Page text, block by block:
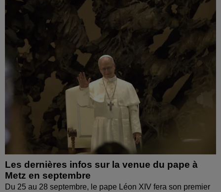
Les dernières infos sur la venue du pape à
Metz en septembre
Du 25 au 28 septembre, le pape Léon XIV fera son premier